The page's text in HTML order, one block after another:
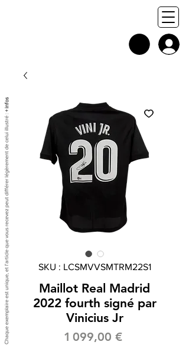
SKU : LCSMVVSMTRM22S1
Maillot Real Madrid
2022 fourth signé par
Vinicius Jr
1 099,00 €Prix
Chaque exemplaire est unique, et l'article que vous recevez peut différer légèrement de celui illustré :
+ infos